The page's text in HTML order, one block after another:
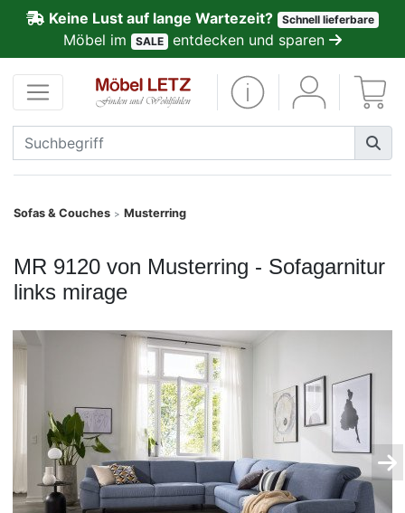
Keine Lust auf lange Wartezeit? Schnell lieferbare
Möbel im SALE entdecken und sparen
Sofas & Couches > Musterring
MR 9120 von Musterring - Sofagarnitur
links mirage
Kundenmeinungen
Anmelden
PREMIUM
Schnell
SALE
Polsterplaner
Konfigurator
0%
Finanzierung